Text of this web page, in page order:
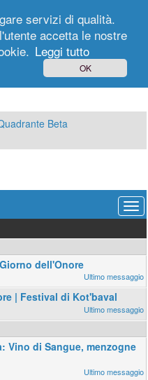
Beta
dell'Onore
| Festival di Kot'baval
Vino di Sangue, menzogne
servizi di qualità.
accetta le nostre
Leggi tutto
OK